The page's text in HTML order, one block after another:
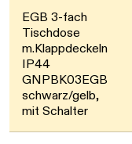
EGB 3-fach
Tischdose
m.Klappdeckeln
IP44
GNPBK03EGB
schwarz/gelb,
mit Schalter